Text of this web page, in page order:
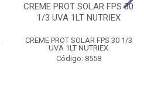
CREME PROT SOLAR FPS 30
1/3 UVA 1LT NUTRIEX
CREME PROT SOLAR FPS 30 1/3
UVA 1LT NUTRIEX
Código: 8558